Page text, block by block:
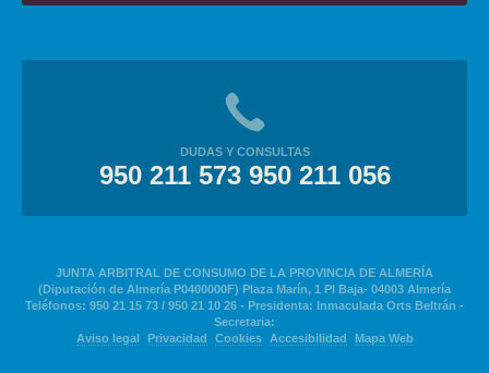
DUDAS Y CONSULTAS
950 211 573 950 211 056
JUNTA ARBITRAL DE CONSUMO DE LA PROVINCIA DE ALMERÍA
(Diputación de Almería P0400000F) Plaza Marín, 1 Pl Baja- 04003 Almería
Teléfonos: 950 21 15 73 / 950 21 10 26 - Presidenta: Inmaculada Orts Beltrán -
Secretaria:
Aviso legal
Privacidad Cookies Accesibilidad Mapa Web